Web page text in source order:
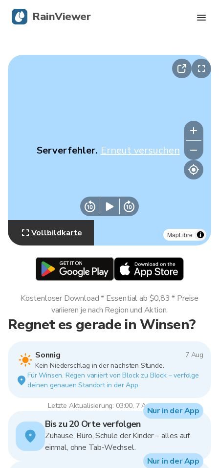
MapLibre
Serverfehler. Erneut versuchen
Vollbildkarte
Regnet es gerade in Winsen?
Sonnig
7 Aug
Kein Niederschlag in der nächsten Stunde.
Für Winsen. Regen variiert von Block zu Block – verfolge
deinen genauen Standort in der App.
Letzte Aktualisierung: 03:00, 7 Aug 2026
Kostenloser Download * Essential ab $0,83 * Preise
variieren je nach Region und Aktion.
Bis zu 20 Orte verfolgen
Zuhause, Büro, Schule der Kinder – alles auf
einmal, ohne Tab-Wechsel.
Nur in der App
Nur in der App
RainViewer